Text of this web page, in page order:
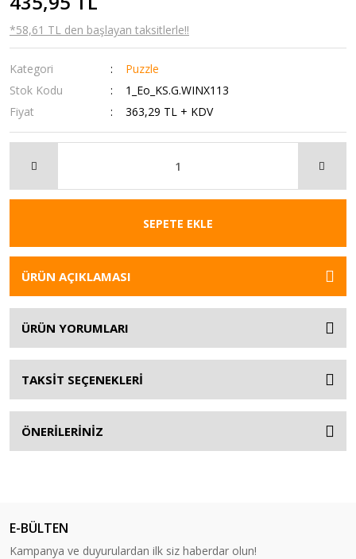
*58,61 TL den başlayan taksitlerle!!
Kategori
Puzzle
Stok Kodu
1_Eo_KS.G.WINX113
Fiyat
363,29 TL + KDV
SEPETE EKLE
ÜRÜN AÇIKLAMASI
ÜRÜN YORUMLARI
TAKSİT SEÇENEKLERİ
ÖNERİLERİNİZ
E-BÜLTEN
Kampanya ve duyurulardan ilk siz haberdar olun!